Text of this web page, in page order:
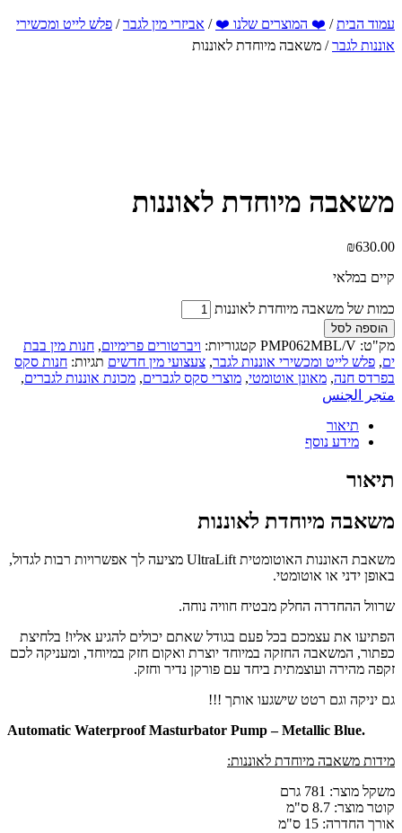
עמוד הבית/ ❤️ המוצרים שלנו ❤️ / אביזרי מין לגבר/ פלש לייט ומכשירי
אוננות לגבר/ משאבה מיוחדת לאוננות
משאבה מיוחדת לאוננות
₪630.00
קיים במלאי
כמות של משאבה מיוחדת לאוננות
הוספה לסל
מק"ט: PMP062MBL/V קטגוריות: ויברטורים פרימיום, חנות מין בבת
ים, פלש לייט ומכשירי אוננות לגבר, צעצועי מין חדשים תגיות: חנות סקס
בפרדס חנה, מאונן אוטומטי, מוצרי סקס לגברים, מכונת אוננות לגברים,
متجر الجنس
תיאור
מידע נוסף
תיאור
משאבה מיוחדת לאוננות
משאבת האוננות האוטומטית UltraLift מציעה לך אפשרויות רבות לגדול,
באופן ידני או אוטומטי.
שרוול ההחדרה החלק מבטיח חוויה נוחה.
הפתיעו את עצמכם בכל פעם בגודל שאתם יכולים להגיע אליו! בלחיצת
כפתור, המשאבה החזקה במיוחד יוצרת ואקום חזק במיוחד, ומעניקה לכם
זקפה מהירה ועוצמתית ביחד עם פורקן נדיר וחזק.
גם יניקה וגם רטט שישגעו אותך !!!
.Automatic Waterproof Masturbator Pump – Metallic Blue
מידות משאבה מיוחדת לאוננות:
משקל מוצר: 781 גרם
קוטר מוצר: 8.7 ס"מ
אורך החדרה: 15 ס"מ